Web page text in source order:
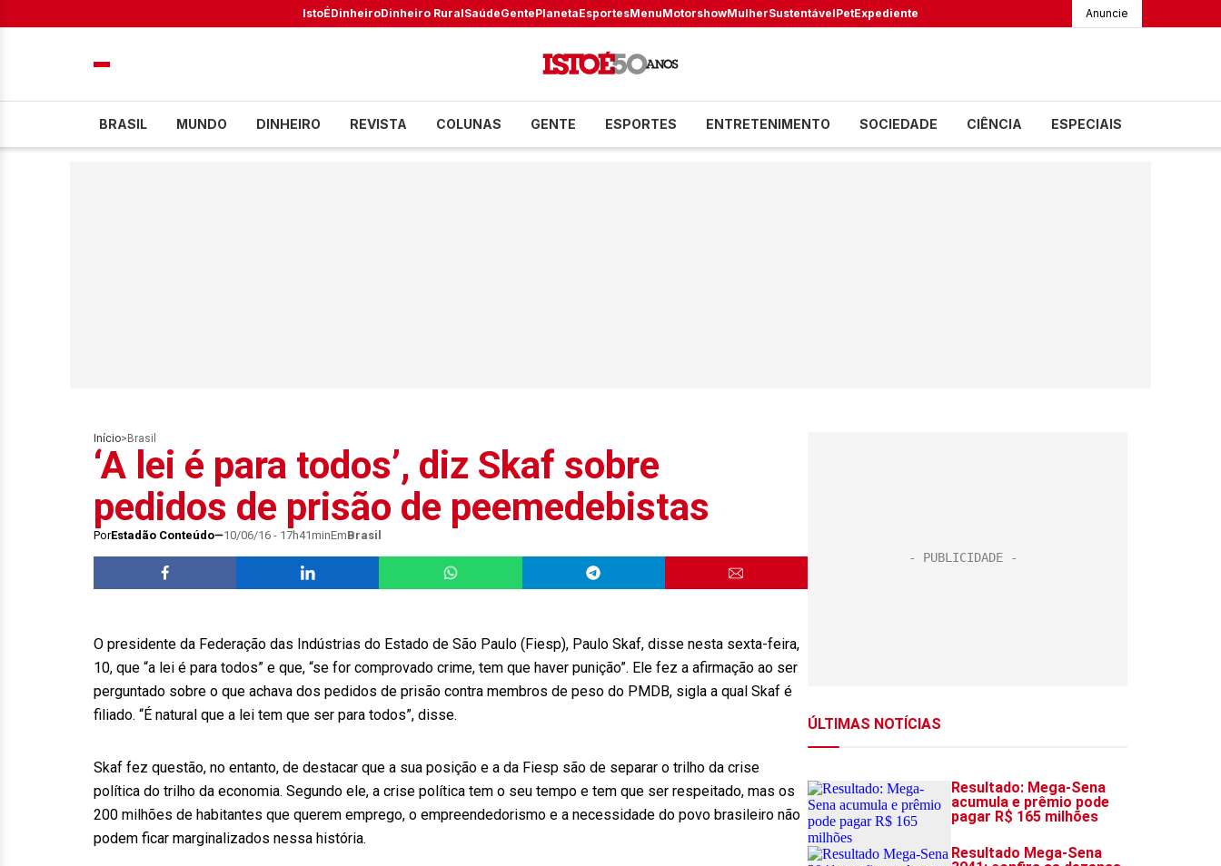
IstoÉDinheiroDinheiro RuralSaúdeGentePlanetaEsportesMenuMotorshowMulherSustentávelPetExpediente Anuncie
BRASIL MUNDO DINHEIRO REVISTA COLUNAS GENTE ESPORTES ENTRETENIMENTO SOCIEDADE CIÊNCIA ESPECIAIS
Início> Brasil
‘A lei é para todos’, diz Skaf sobre
pedidos de prisão de peemedebistas
PorEstadão Conteúdo 10/06/16 - 17h41minEmBrasil
O presidente da Federação das Indústrias do Estado de São Paulo (Fiesp), Paulo Skaf, disse nesta sexta-feira,
10, que “a lei é para todos” e que, “se for comprovado crime, tem que haver punição”. Ele fez a afirmação ao ser
perguntado sobre o que achava dos pedidos de prisão contra membros de peso do PMDB, sigla a qual Skaf é
filiado. “É natural que a lei tem que ser para todos”, disse.
Skaf fez questão, no entanto, de destacar que a sua posição e a da Fiesp são de separar o trilho da crise
política do trilho da economia. Segundo ele, a crise política tem o seu tempo e tem que ser respeitado, mas os
200 milhões de habitantes que querem emprego, o empreendedorismo e a necessidade do povo brasileiro não
podem ficar marginalizados nessa história.